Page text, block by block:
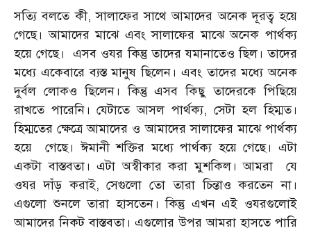
সত্যি বলতে কী, সালাফের সাথে আমাদের অনেক দূরত্ব হয়ে
গেছে। আমাদের মাঝে এবং সালাফের মাঝে অনেক পার্থক্য
হয়ে গেছে। এসব ওযর কিন্তু তাদের যমানাতেও ছিল। তাদের
মধ্যে একেবারে ব্যস্ত মানুষ ছিলেন। এবং তাদের মধ্যে অনেক
দুর্বল লোকও ছিলেন। কিন্তু এসব কিছু তাদেরকে পিছিয়ে
রাখতে পারেনি। যেটাতে আসল পার্থক্য, সেটা হল হিম্মত।
হিম্মতের ক্ষেত্রে আমাদের ও আমাদের সালাফের মাঝে পার্থক্য
হয়ে গেছে। ঈমানী শক্তির মধ্যে পার্থক্য হয়ে গেছে। এটা
একটা বাস্তবতা। এটা অস্বীকার করা মুশকিল। আমরা যে
ওযর দাঁড় করাই, সেগুলো তো তারা চিন্তাও করতেন না।
এগুলো শুনলে তারা হাসতেন। কিন্তু এখন এই ওযরগুলোই
আমাদের নিকট বাস্তবতা। এগুলোর উপর আমরা হাসতে পারি